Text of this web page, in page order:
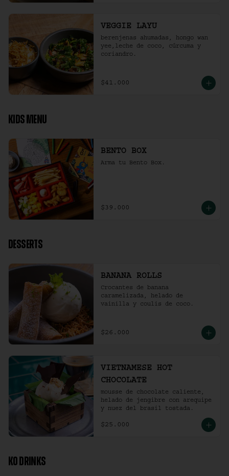
VEGGIE LAYU
berenjenas ahumadas, hongo wan
yee,leche de coco, cúrcuma y
coriandro.
$41.000
KIDS MENU
BENTO BOX
Arma tu Bento Box.
$39.000
DESSERTS
BANANA ROLLS
Crocantes de banana
caramelizada, helado de
vainilla y coulis de coco.
$26.000
VIETNAMESE HOT
CHOCOLATE
mousse de chocolate caliente,
helado de jengibre con arequipe
y nuez del brasil tostada.
$25.000
KO DRINKS